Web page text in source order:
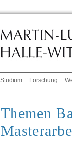
Studium Forschung
Themen